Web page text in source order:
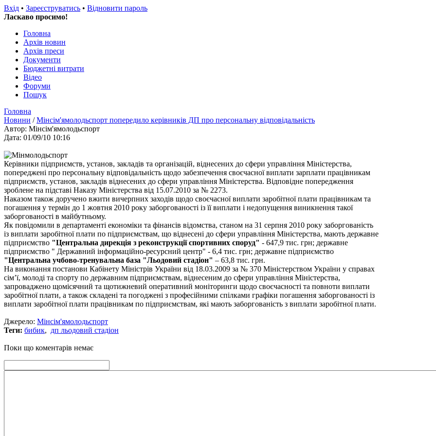
Вхід • Зареєструватись • Відновити пароль
Ласкаво просимо!
Головна
Архів новин
Архів преси
Документи
Бюджетні витрати
Відео
Форуми
Пошук
Головна
Новини /Мінсім'ямолодьспорт попередило керівників ДП про персональну відповідальність
Автор: Мінсім'ямолодьспорт
Дата: 01/09/10 10:16
Керівники підприємств, установ, закладів та організацій, віднесених до сфери управління Міністерства,
попереджені про персональну відповідальність щодо забезпечення своєчасної виплати зарплати працівникам
підприємств, установ, закладів віднесених до сфери управління Міністерства. Відповідне попередження
зроблене на підставі Наказу Міністерства від 15.07.2010 за № 2273.
Наказом також доручено вжити вичерпних заходів щодо своєчасної виплати заробітної плати працівникам та
погашення у термін до 1 жовтня 2010 року заборгованості із її виплати і недопущення виникнення такої
заборгованості в майбутньому.
Як повідомили в департаменті економіки та фінансів відомства, станом на 31 серпня 2010 року заборгованість
із виплати заробітної плати по підприємствам, що віднесені до сфери управління Міністерства, мають державне
підприємство "Центральна дирекція з реконструкції спортивних споруд" - 647,9 тис. грн; державне
підприємство " Державний інформаційно-ресурсний центр" - 6,4 тис. грн; державне підприємство
"Центральна учбово-тренувальна база "Льодовий стадіон" – 63,8 тис. грн.
На виконання постанови Кабінету Міністрів України від 18.03.2009 за № 370 Міністерством України у справах
сім’ї, молоді та спорту по державним підприємствам, віднесеним до сфери управління Міністерства,
запроваджено щомісячний та щотижневий оперативний моніторинги щодо своєчасності та повноти виплати
заробітної плати, а також складені та погоджені з професійними спілками графіки погашення заборгованості із
виплати заробітної плати працівникам по підприємствам, які мають заборгованість з виплати заробітної плати.
Джерело: Мінсім'ямолодьспорт
Теги: бибик, дп льодовий стадіон
Поки що коментарів немає